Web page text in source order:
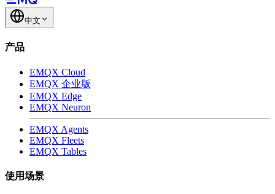
中文
产品
EMQX Cloud
EMQX 企业版
EMQX Edge
EMQX Neuron
EMQX Agents
EMQX Fleets
EMQX Tables
使用场景